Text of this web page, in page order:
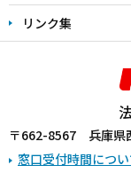
リンク集
〒662-8567 兵庫県
窓口受付時間につ